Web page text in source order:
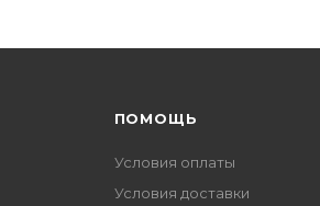
ПОМОЩЬ
Условия оплаты
Условия доставки